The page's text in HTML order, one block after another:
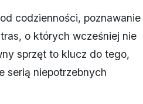
codzienności, poznawanie
o których wcześniej nie
sprzęt to klucz do tego,
serią niepotrzebnych